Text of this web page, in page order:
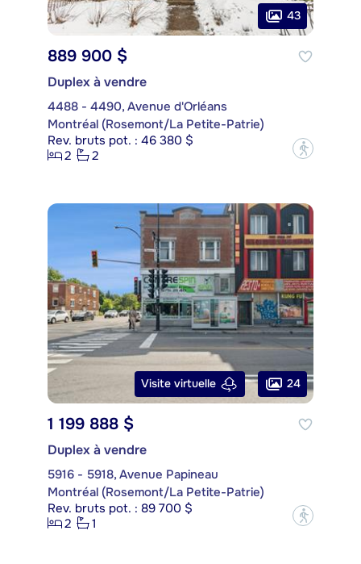
43
889 900 $
Duplex à vendre
4488 - 4490, Avenue d'Orléans
Montréal (Rosemont/La Petite-Patrie)
Rev. bruts pot. : 46 380 $
2
2 ?
Visite virtuelle 24
1 199 888 $
Duplex à vendre
5916 - 5918, Avenue Papineau
Montréal (Rosemont/La Petite-Patrie)
Rev. bruts pot. : 89 700 $
2
1 ?